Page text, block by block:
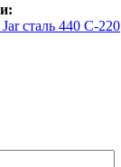
сталь 440 C-220